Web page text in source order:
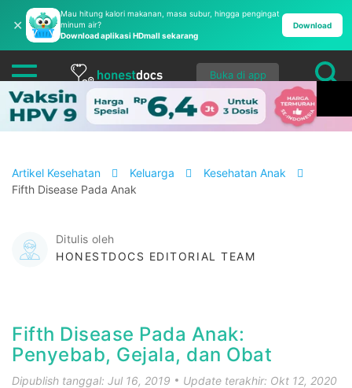
✕
Mau hitung kalori makanan, masa subur, hingga pengingat
minum air?
Download aplikasi HDmall sekarang
Download
Buka di app
Artikel Kesehatan Keluarga
Kesehatan Anak
Fifth Disease Pada Anak
Ditulis oleh
HONESTDOCS EDITORIAL TEAM
Fifth Disease Pada Anak:
Penyebab, Gejala, dan Obat
Dipublish tanggal: Jul 16, 2019
Update terakhir: Okt 12, 2020